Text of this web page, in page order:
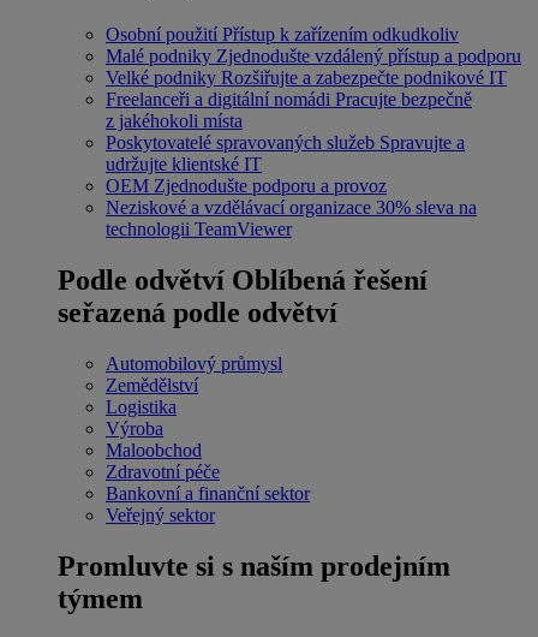
Osobní použití Přístup k zařízením odkudkoliv
Malé podniky Zjednodušte vzdálený přístup a podporu
Velké podniky Rozšiřujte a zabezpečte podnikové IT
Freelanceři a digitální nomádi Pracujte bezpečně
z jakéhokoli místa
Poskytovatelé spravovaných služeb Spravujte a
udržujte klientské IT
OEM Zjednodušte podporu a provoz
Neziskové a vzdělávací organizace 30% sleva na
technologii TeamViewer
Podle odvětví Oblíbená řešení
seřazená podle odvětví
Automobilový průmysl
Zemědělství
Logistika
Výroba
Maloobchod
Zdravotní péče
Bankovní a finanční sektor
Veřejný sektor
Promluvte si s naším prodejním
týmem